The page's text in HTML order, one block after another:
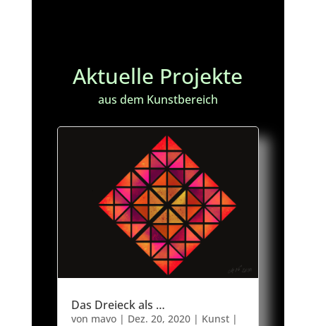
Aktuelle Projekte
aus dem Kunstbereich
Das Dreieck als …
von mavo| Dez. 20, 2020| Kunst|